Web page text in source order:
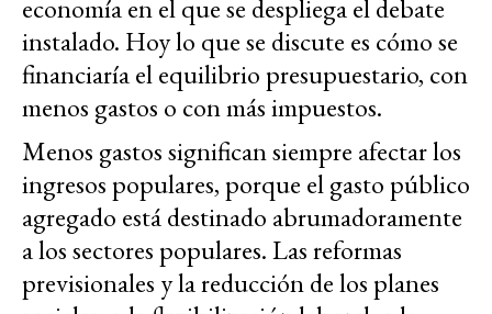
economía en el que se despliega el debate
instalado. Hoy lo que se discute es cómo se
financiaría el equilibrio presupuestario, con
menos gastos o con más impuestos.
Menos gastos significan siempre afectar los
ingresos populares, porque el gasto público
agregado está destinado abrumadoramente
a los sectores populares. Las reformas
previsionales y la reducción de los planes